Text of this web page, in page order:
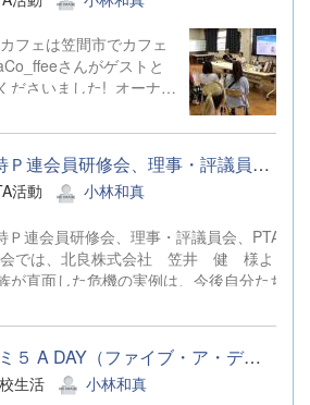
で全員がしっかりと走り
た。 結果は1勝1敗と悔
、最後まで決して諦めず
学期には、サッカー大
ル大会なども控えていま
信に変え、さらなる体力
強化を目指して練習に
ツ
、先日出場した大会の結
名の部員で、週に２日
た。「ポケモンユナイ
戦うチームスポーツで
人でゲ...
フェは笠間市でカフェ
さんがゲストと
ださいました! オーナー
代の先生目線のお話や、
るまでの道のりなど、ざ
くださいました。 店長
の経歴や、趣味のけん
きました。またtamaco
ンのグッズがとても可愛
りたくなりました。 コ
馳走になり、コーヒーの
間となりました♪ 保護
方や学生方も途中参加
終始和やかな雰囲気の
６月17日(水)、茨特Ｐ連会員研修会、理事・評議員会、PTA会長情報...
活動 小林和真
Ｐ連会員研修会、理事・評議員会、PTA
では、北良株式会社 笠井 健 様より、「
が直面した危機の実例は、今後自分たち
でした。他校の活動についてのお話を、
７月14日に「カスミ５ A DAY（ファイブ・ア・デイ）食育学習」を...
生活 小林和真